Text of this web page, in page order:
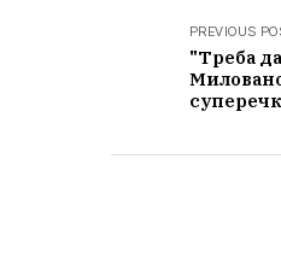
PREVIOUS
"Треба